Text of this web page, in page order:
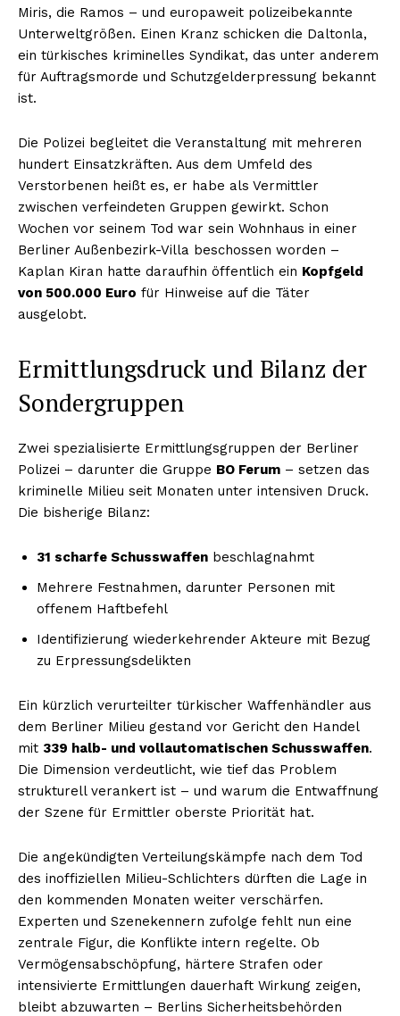
Miris, die Ramos – und europaweit polizeibekannte
Unterweltgrößen. Einen Kranz schicken die Daltonla,
ein türkisches kriminelles Syndikat, das unter anderem
für Auftragsmorde und Schutzgelderpressung bekannt
ist.
Die Polizei begleitet die Veranstaltung mit mehreren
hundert Einsatzkräften. Aus dem Umfeld des
Verstorbenen heißt es, er habe als Vermittler
zwischen verfeindeten Gruppen gewirkt. Schon
Wochen vor seinem Tod war sein Wohnhaus in einer
Berliner Außenbezirk-Villa beschossen worden –
Kaplan Kiran hatte daraufhin öffentlich ein Kopfgeld
von 500.000 Euro für Hinweise auf die Täter
ausgelobt.
Ermittlungsdruck und Bilanz der
Sondergruppen
Zwei spezialisierte Ermittlungsgruppen der Berliner
Polizei – darunter die Gruppe BO Ferum – setzen das
kriminelle Milieu seit Monaten unter intensiven Druck.
Die bisherige Bilanz:
31 scharfe Schusswaffen beschlagnahmt
Mehrere Festnahmen, darunter Personen mit
offenem Haftbefehl
Identifizierung wiederkehrender Akteure mit Bezug
zu Erpressungsdelikten
Ein kürzlich verurteilter türkischer Waffenhändler aus
dem Berliner Milieu gestand vor Gericht den Handel
mit 339 halb- und vollautomatischen Schusswaffen.
Die Dimension verdeutlicht, wie tief das Problem
strukturell verankert ist – und warum die Entwaffnung
der Szene für Ermittler oberste Priorität hat.
Die angekündigten Verteilungskämpfe nach dem Tod
des inoffiziellen Milieu-Schlichters dürften die Lage in
den kommenden Monaten weiter verschärfen.
Experten und Szenekennern zufolge fehlt nun eine
zentrale Figur, die Konflikte intern regelte. Ob
Vermögensabschöpfung, härtere Strafen oder
intensivierte Ermittlungen dauerhaft Wirkung zeigen,
bleibt abzuwarten – Berlins Sicherheitsbehörden